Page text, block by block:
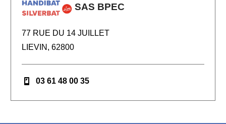
SAS BPEC
77 RUE DU 14 JUILLET
LIEVIN, 62800
03 61 48 00 35